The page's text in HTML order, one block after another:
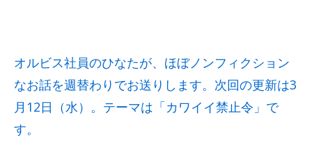
オルビス社員のひなたが、ほぼノンフィクション
なお話を週替わりでお送りします。次回の更新は3
月12日（水）。テーマは「カワイイ禁止令」で
す。